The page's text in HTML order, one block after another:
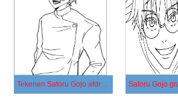
Tekenen Satoru Gojo afdrukbaar